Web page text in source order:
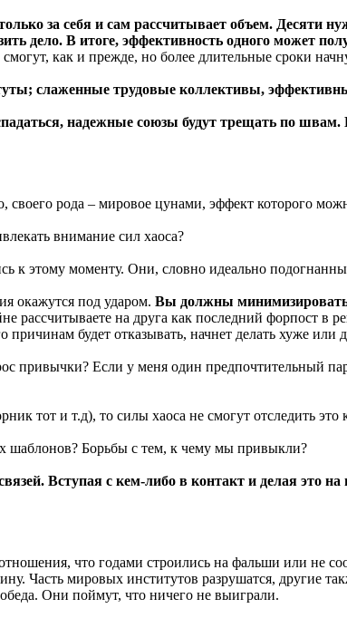
за себя и сам рассчитывает объем. Десяти
дело. В итоге, эффективность одного может
как и прежде, но более длительные сроки
слаженные трудовые коллективы,
надежные союзы будут трещать по
рода – мировое цунами, эффект которого
внимание сил хаоса?
к этому моменту. Они, словно идеально
окажутся под ударом. Вы должны минимизировать
рассчитываете на друга как последний форпост в
будет отказывать, начнет делать хуже или
привычки? Если у меня один предпочтительный
тот и т.д), то силы хаоса не смогут отследить это
шаблонов? Борьбы с тем, к чему мы привыкли?
Вступая с кем-либо в контакт и делая это
что годами строились на фальши или не
Часть мировых институтов разрушатся, другие
Они поймут, что ничего не выиграли.